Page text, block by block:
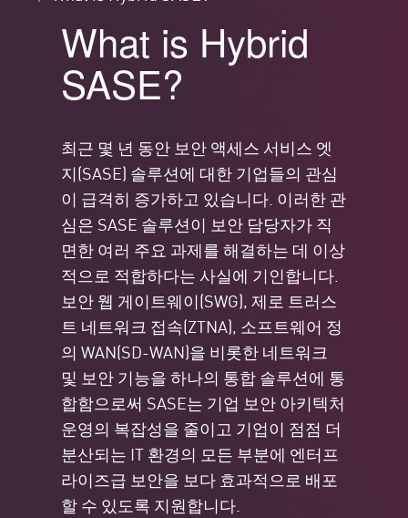
What is Hybrid
SASE?
최근 몇 년 동안 보안 액세스 서비스 엣
지(SASE) 솔루션에 대한 기업들의 관심
이 급격히 증가하고 있습니다. 이러한 관
심은 SASE 솔루션이 보안 담당자가 직
면한 여러 주요 과제를 해결하는 데 이상
적으로 적합하다는 사실에 기인합니다.
보안 웹 게이트웨이(SWG), 제로 트러스
트 네트워크 접속(ZTNA), 소프트웨어 정
의 WAN(SD-WAN)을 비롯한 네트워크
및 보안 기능을 하나의 통합 솔루션에 통
합함으로써 SASE는 기업 보안 아키텍처
운영의 복잡성을 줄이고 기업이 점점 더
분산되는 IT 환경의 모든 부분에 엔터프
라이즈급 보안을 보다 효과적으로 배포
할 수 있도록 지원합니다.